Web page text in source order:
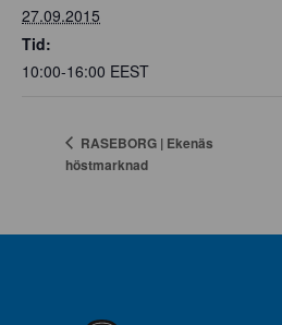
27.09.2015
Tid:
10:00-16:00 EEST
RASEBORG | Ekenäs
höstmarknad